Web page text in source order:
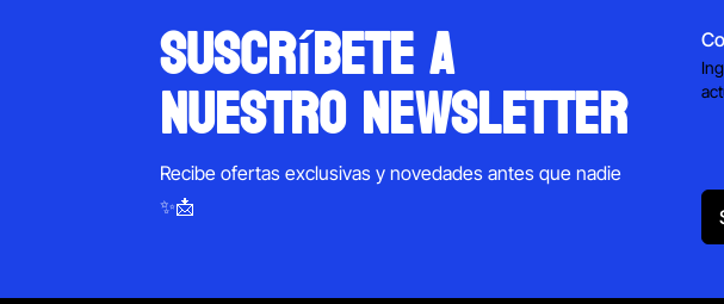
suscríbete a
nuestro newsletter
Recibe ofertas exclusivas y novedades antes que nadie
✨📩